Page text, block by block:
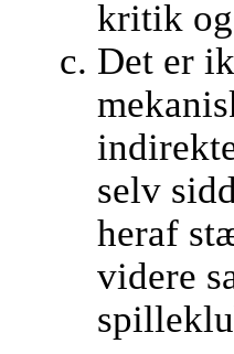
kritik
Det er
selv
heraf
videre